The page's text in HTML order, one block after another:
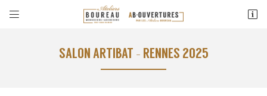
 
Route de Tours Lieu dit Le Sablon
02 41 89 62 13
SALON ARTIBAT – RENNES 2025